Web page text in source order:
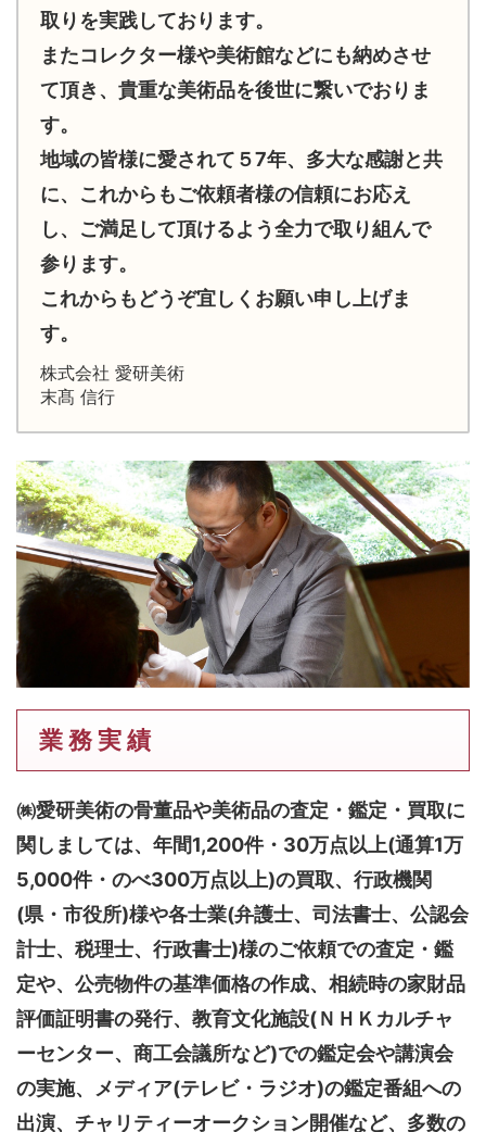
取りを実践しております。
またコレクター様や美術館などにも納めさせ
て頂き、貴重な美術品を後世に繋いでおりま
す。
地域の皆様に愛されて５7年、多大な感謝と共
に、これからもご依頼者様の信頼にお応え
し、ご満足して頂けるよう全力で取り組んで
参ります。
これからもどうぞ宜しくお願い申し上げま
す。
株式会社 愛研美術
末髙 信行
業 務 実 績
㈱愛研美術の骨董品や美術品の査定・鑑定・買取に
関しましては、 年間1,200件・30万点以上(通算1万
5,000件・のべ300万点以上)の買取、行政機関
(県・市役所)様や各士業(弁護士、司法書士、公認会
計士、税理士、行政書士)様のご依頼での査定・鑑
定や、公売物件の基準価格の作成、相続時の家財品
評価証明書の発行、教育文化施設(ＮＨＫカルチャ
ーセンター、商工会議所など)での鑑定会や講演会
の実施、メディア(テレビ・ラジオ)の鑑定番組への
出演、チャリティーオークション開催など、多数の